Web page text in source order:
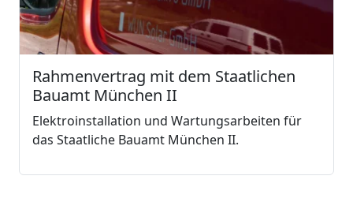
Rahmenvertrag mit dem Staatlichen
Bauamt München II
Elektroinstallation und Wartungsarbeiten für
das Staatliche Bauamt München II.